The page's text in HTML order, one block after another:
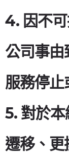
4. 因不
公司事
服務停止
5. 對於
遷移、更